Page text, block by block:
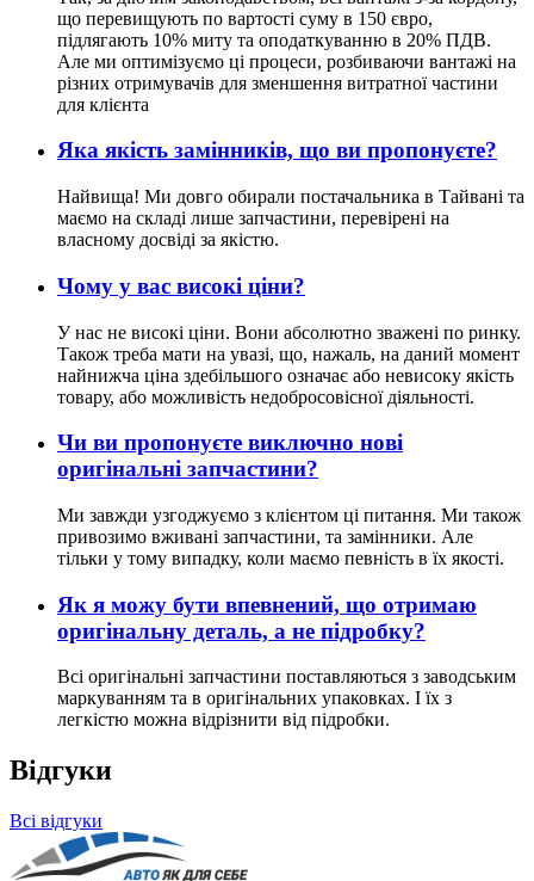
що перевищують по вартості суму в 150 євро,
підлягають 10% миту та оподаткуванню в 20% ПДВ.
Але ми оптимізуємо ці процеси, розбиваючи вантажі на
різних отримувачів для зменшення витратної частини
для клієнта
Яка якість замінників, що ви пропонуєте?
Найвища! Ми довго обирали постачальника в Тайвані та
маємо на складі лише запчастини, перевірені на
власному досвіді за якістю.
Чому у вас високі ціни?
У нас не високі ціни. Вони абсолютно зважені по ринку.
Також треба мати на увазі, що, нажаль, на даний момент
найнижча ціна здебільшого означає або невисоку якість
товару, або можливість недобросовісної діяльності.
Чи ви пропонуєте виключно нові
оригінальні запчастини?
Ми завжди узгоджуємо з клієнтом ці питання. Ми також
привозимо вживані запчастини, та замінники. Але
тільки у тому випадку, коли маємо певність в їх якості.
Як я можу бути впевнений, що отримаю
оригінальну деталь, а не підробку?
Всі оригінальні запчастини поставляються з заводським
маркуванням та в оригінальних упаковках. І їх з
легкістю можна відрізнити від підробки.
Відгуки
Всі відгуки